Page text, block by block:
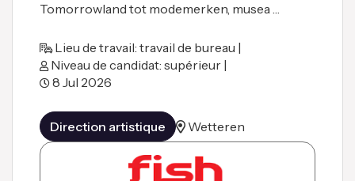
Tomorrowland tot modemerken, musea …
Lieu de travail: travail de bureau |
Niveau de candidat: supérieur |
8 Jul 2026
Direction artistique Wetteren